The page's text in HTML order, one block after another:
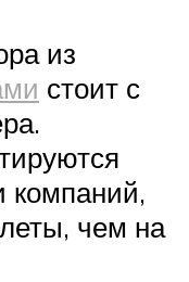
из
стоит с
компаний,
чем на